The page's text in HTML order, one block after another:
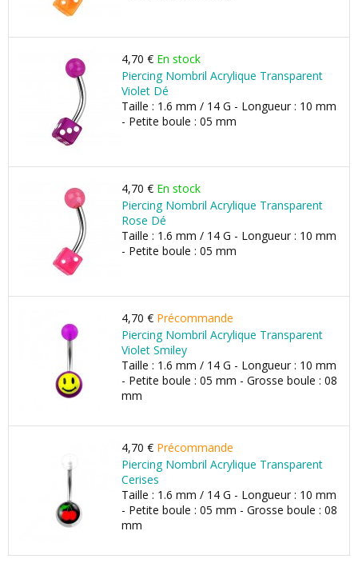
4,70 € En stock
Piercing Nombril Acrylique Transparent
Violet Dé
Taille : 1.6 mm / 14 G - Longueur : 10 mm
- Petite boule : 05 mm
4,70 € En stock
Piercing Nombril Acrylique Transparent
Rose Dé
Taille : 1.6 mm / 14 G - Longueur : 10 mm
- Petite boule : 05 mm
4,70 € Précommande
Piercing Nombril Acrylique Transparent
Violet Smiley
Taille : 1.6 mm / 14 G - Longueur : 10 mm
- Petite boule : 05 mm - Grosse boule : 08
mm
4,70 € Précommande
Piercing Nombril Acrylique Transparent
Cerises
Taille : 1.6 mm / 14 G - Longueur : 10 mm
- Petite boule : 05 mm - Grosse boule : 08
mm